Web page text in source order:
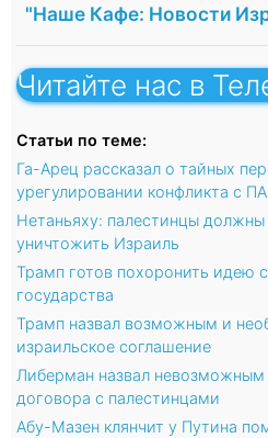
"Наше Кафе: Новости
Читайте нас в
Статьи по теме:
Га-Арец рассказал о тайных
урегулировании конфликта с ПА
Нетаньяху: палестинцы должны
уничтожить Израиль
Трамп готов похоронить идею
государства
Трамп назвал возможным и
израильское соглашение
Либерман назвал
договора с палестинцами
Абу-Мазен клянчит у Путина